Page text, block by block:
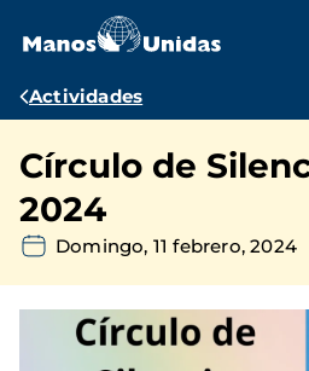
contenido
Ruta
navegación
Actividades
Círculo de
2024
Domingo, 11 febrero, 2024